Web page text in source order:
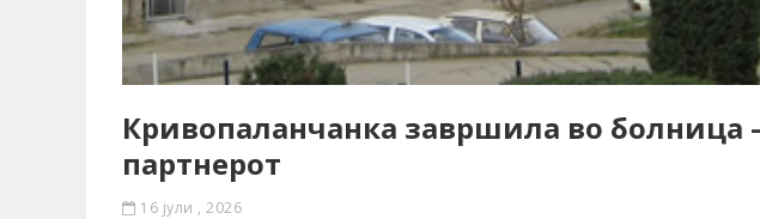
Кривопаланчанка завршила во болница
партнерот
16 јули , 2026